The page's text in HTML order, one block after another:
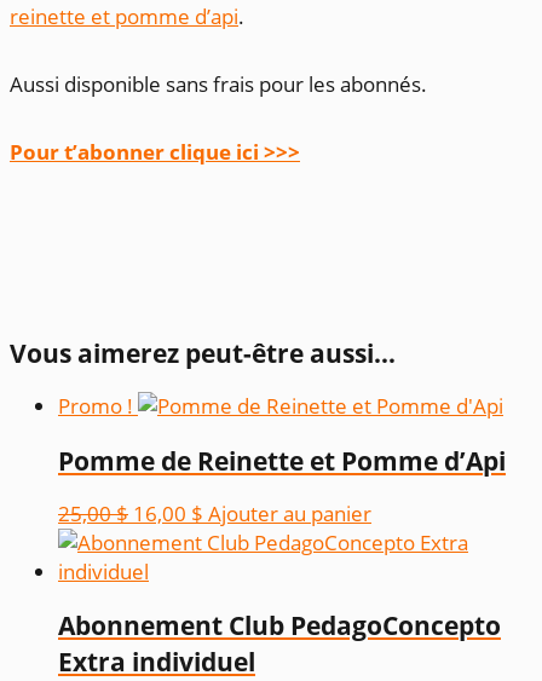
reinette et pomme d’api.
Aussi disponible sans frais pour les abonnés.
Pour t’abonner clique ici >>>
Vous aimerez peut-être aussi…
Promo !
Pomme de Reinette et Pomme d’Api
25,00$ Le
prix
initial
25,00 $.
16,00 $ Le
prix
16,00 $.
Ajouter au panier
Abonnement Club PedagoConcepto
Extra individuel